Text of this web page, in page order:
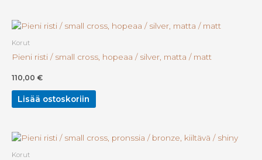
Korut
Pieni risti / small cross, hopeaa / silver, matta / matt
110,00 €
Lisää ostoskoriin
Korut